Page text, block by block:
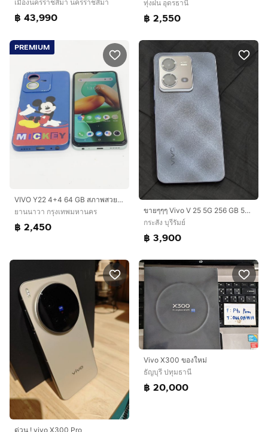
เมืองนครราชสีมา นครราชสีมา
฿ 43,990
ทุ่งฝน อุดรธานี
฿ 2,550
PREMIUM
VIVO Y22 4+4 64 GB สภาพสวย สแกนได้ แบตนาน ไม่เคยซ่อม ราคาถูกใจ
ยานนาวา กรุงเทพมหานคร
฿ 2,450
ขายๆๆๆ Vivo V 25 5G 256 GB 5G สีดำ เครื่องศูนย์ สภาพสวยงาม ไร้รอย
กระสัง บุรีรัมย์
฿ 3,900
ด่วน ! vivo X300 Pro
Vivo X300 ของใหม่
ธัญบุรี ปทุมธานี
฿ 20,000